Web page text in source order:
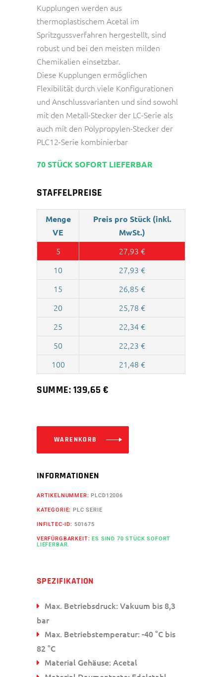
Kupplungen werden aus
thermoplastischem Acetal im
Spritzgussverfahren hergestellt, sind
robust und bei den meisten milden
Chemikalien einsetzbar.
Diese Kupplungen ermöglichen
Flexibilität durch viele Konfigurationen
und Anschlussvarianten und sind sowohl
mit den Metall-Stecker der LC-Serie als
auch mit den Polypropylen-Stecker der
PLC12-Serie kombinierbar
70 STÜCK SOFORT LIEFERBAR
STAFFELPREISE
Menge
VE
Preis pro Stück (inkl.
MwSt.)
5 27,93 €
10
27,93 €
15
26,85 €
20
25,78 €
25
22,34€
50
22,23 €
100
21,48 €
SUMME:139,65€
WARENKORB
INFORMATIONEN
ARTIKELNUMMER:PLCD12006
KATEGORIE:PLC SERIE
INFILTEC-ID: 501675
VERFÜRGBARKEIT:ES SIND 70 STÜCK SOFORT
LIEFERBAR.
SPEZIFIKATION
Max. Betriebsdruck: Vakuum bis 8,3
bar
Max. Betriebstemperatur: -40 °C bis
82 °C
Material Gehäuse: Acetal